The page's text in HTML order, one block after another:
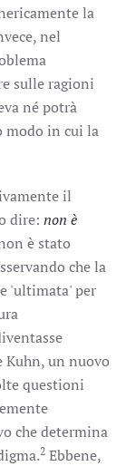
la
nel
sulle ragioni
né potrà
modo in cui la
il
dire: non è
è stato
che la
'ultimata' per
Kuhn, un nuovo
questioni
che determina
2 Ebbene,